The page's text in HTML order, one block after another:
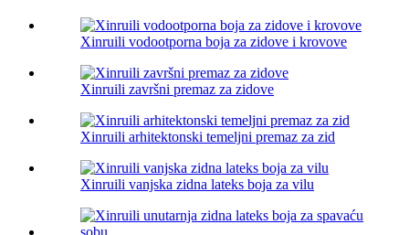
Xinruili vodootporna boja za zidove i krovove
Xinruili završni premaz za zidove
Xinruili arhitektonski temeljni premaz za zid
Xinruili vanjska zidna lateks boja za vilu